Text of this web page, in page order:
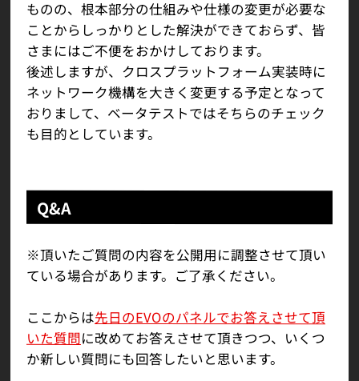
ものの、根本部分の仕組みや仕様の変更が必要な
ことからしっかりとした解決ができておらず、皆
さまにはご不便をおかけしております。
後述しますが、クロスプラットフォーム実装時に
ネットワーク機構を大きく変更する予定となって
おりまして、ベータテストではそちらのチェック
も目的としています。
Q&A
※頂いたご質問の内容を公開用に調整させて頂い
ている場合があります。ご了承ください。
ここからは先日のEVOのパネルでお答えさせて頂
いた質問に改めてお答えさせて頂きつつ、いくつ
か新しい質問にも回答したいと思います。